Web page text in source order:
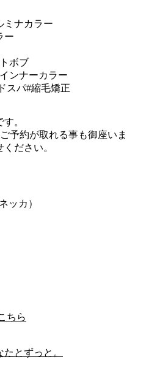
ミナカラー
ー
ボブ
ンナーカラー
スパ#縮毛矯正
。
予約が取れる事も御座いま
ださい。
ッカ）
ちら
とずっと。